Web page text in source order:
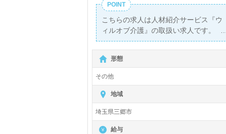
POINT
こちらの求人は人材紹介サービス『ウ
ィルオブ介護』の取扱い求人です。
詳細に関してお気軽にご相談ください♪
【無料】で皆さんの転職活動をサポー
トいたします。
形態
その他
地域
埼玉県三郷市
給与